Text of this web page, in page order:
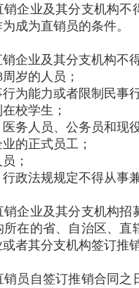
业及其分支机构不得
成为直销员的条件。
业及其分支机构不得
岁的人员；
能力或者限制民事行
校学生；
人员、公务员和现
的正式员工；
；
法规规定不得从事兼
业及其分支机构招募
在的省、自治区、
者其分支机构签订推
自签订推销合同之日